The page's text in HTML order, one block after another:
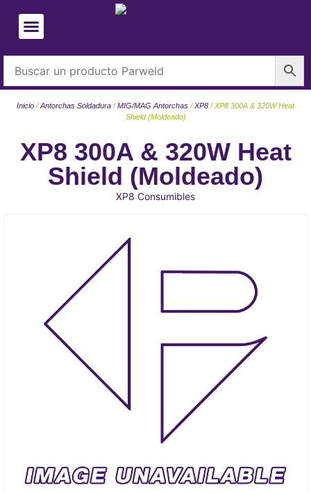
XP8 300A & 320W Heat
Shield (Moldeado)
XP8 Consumibles
Inicio /Antorchas Soldadura /MIG/MAG Antorchas / XP8 / XP8 300A & 320W Heat
Shield (Moldeado)